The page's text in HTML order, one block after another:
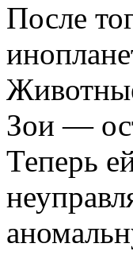
После
Зои —
Теперь